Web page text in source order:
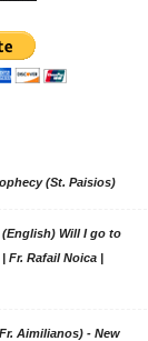
(St. Paisios)
(English) Will I go to
Rafail Noica |
Aimilianos) - New